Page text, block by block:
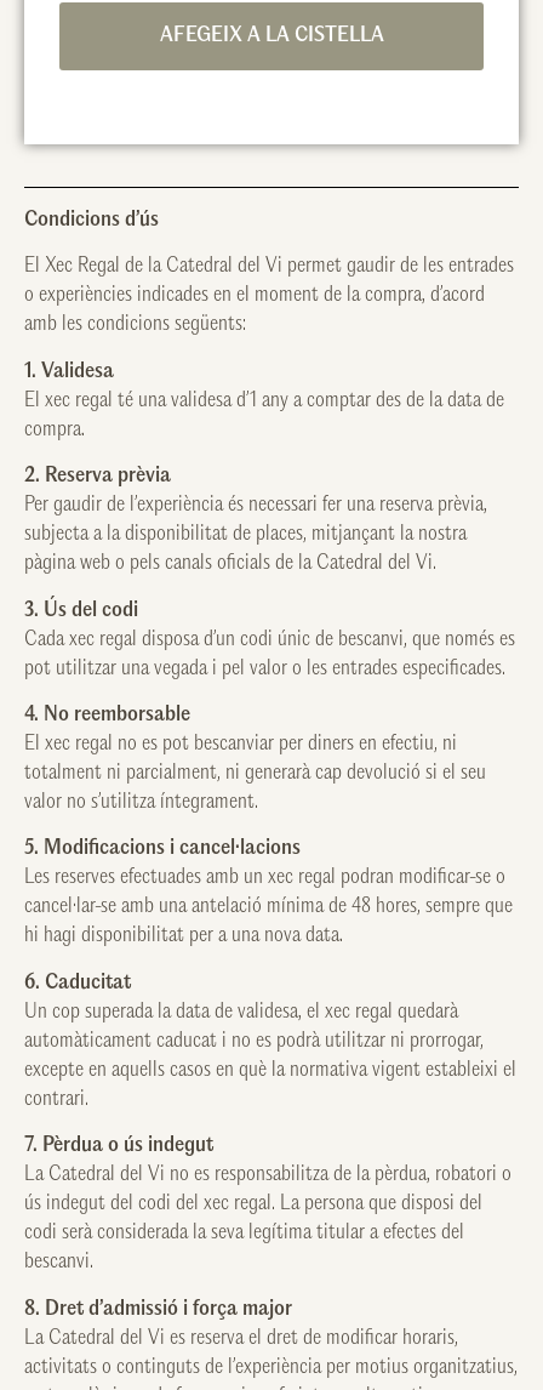
AFEGEIX A LA CISTELLA
Condicions d’ús
El Xec Regal de la Catedral del Vi permet gaudir de les entrades
o experiències indicades en el moment de la compra, d’acord
amb les condicions següents:
1. Validesa
El xec regal té una validesa d’1 any a comptar des de la data de
compra.
2. Reserva prèvia
Per gaudir de l’experiència és necessari fer una reserva prèvia,
subjecta a la disponibilitat de places, mitjançant la nostra
pàgina web o pels canals oficials de la Catedral del Vi.
3. Ús del codi
Cada xec regal disposa d’un codi únic de bescanvi, que només es
pot utilitzar una vegada i pel valor o les entrades especificades.
4. No reemborsable
El xec regal no es pot bescanviar per diners en efectiu, ni
totalment ni parcialment, ni generarà cap devolució si el seu
valor no s’utilitza íntegrament.
5. Modificacions i cancel·lacions
Les reserves efectuades amb un xec regal podran modificar-se o
cancel·lar-se amb una antelació mínima de 48 hores, sempre que
hi hagi disponibilitat per a una nova data.
6. Caducitat
Un cop superada la data de validesa, el xec regal quedarà
automàticament caducat i no es podrà utilitzar ni prorrogar,
excepte en aquells casos en què la normativa vigent estableixi el
contrari.
7. Pèrdua o ús indegut
La Catedral del Vi no es responsabilitza de la pèrdua, robatori o
ús indegut del codi del xec regal. La persona que disposi del
codi serà considerada la seva legítima titular a efectes del
bescanvi.
8. Dret d’admissió i força major
La Catedral del Vi es reserva el dret de modificar horaris,
activitats o continguts de l’experiència per motius organitzatius,